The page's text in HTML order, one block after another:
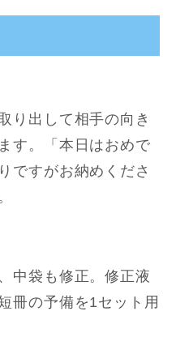
り出して相手の向き
す。「本日はおめで
ですがお納めくださ
中袋も修正。修正液
冊の予備を1セット用